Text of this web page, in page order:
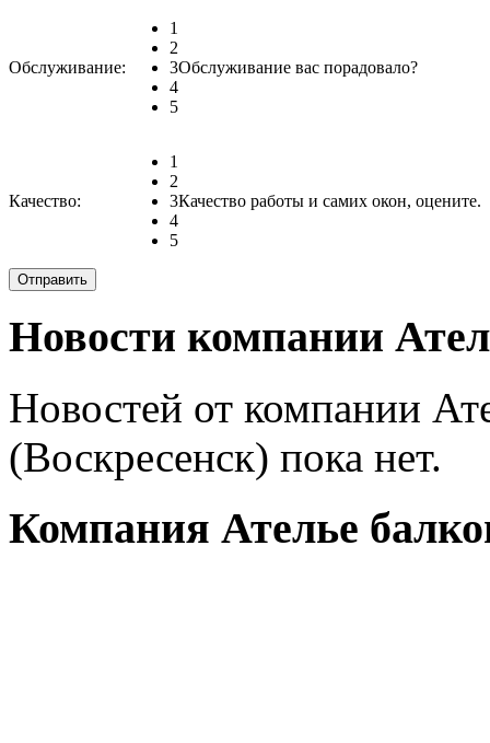
Обслуживание:
1
2
3
4
5
Обслуживание вас порадовало?
Качество:
1
2
3
4
5
Качество работы и самих окон, оцените.
Новости компании
Новостей от компании
(Воскресенск) пока нет.
Компания Ателье